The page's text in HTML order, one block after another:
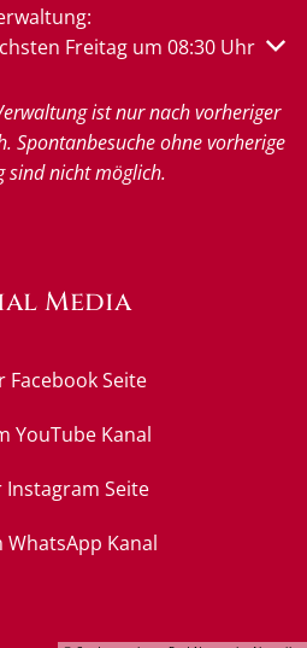
oder Schließzeiten
Freitag um 08:30 Uhr
ist nur nach vorheriger
Spontanbesuche ohne vorherige
sind nicht möglich.
Media
Facebook Seite
YouTube Kanal
Instagram Seite
WhatsApp Kanal